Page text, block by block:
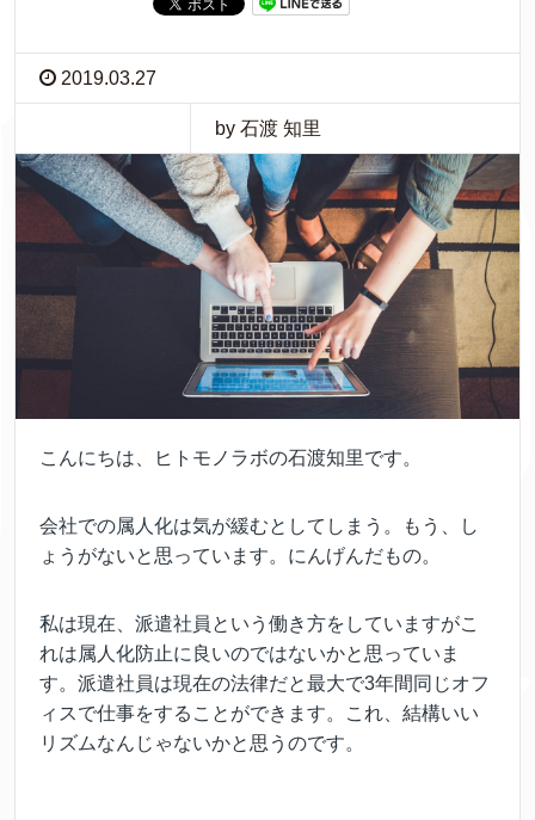
2019.03.27
by 石渡 知里
こんにちは、ヒトモノラボの石渡知里です。
会社での属人化は気が緩むとしてしまう。もう、し
ょうがないと思っています。にんげんだもの。
私は現在、派遣社員という働き方をしていますがこ
れは属人化防止に良いのではないかと思っていま
す。派遣社員は現在の法律だと最大で3年間同じオフ
ィスで仕事をすることができます。これ、結構いい
リズムなんじゃないかと思うのです。